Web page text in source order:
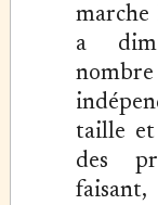
marche
a
taille et
des